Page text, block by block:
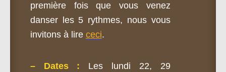
première fois que vous venez
danser les 5 rythmes, nous vous
invitons à lire ceci.
– Dates :
Les lundi 22, 29